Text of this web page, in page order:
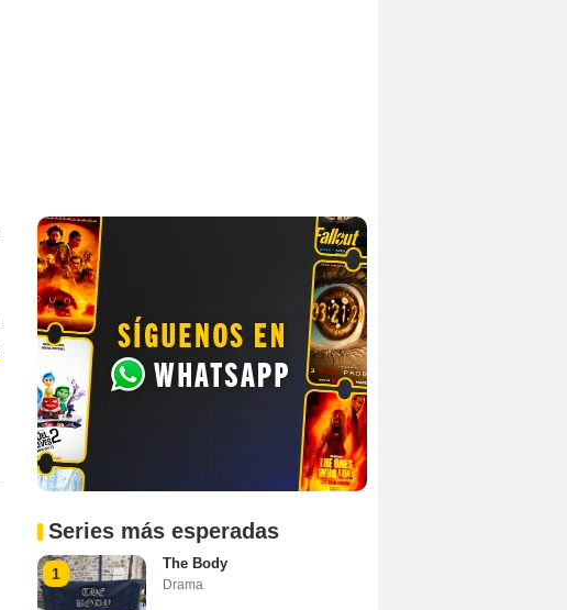
Series más esperadas
1
The Body
Drama